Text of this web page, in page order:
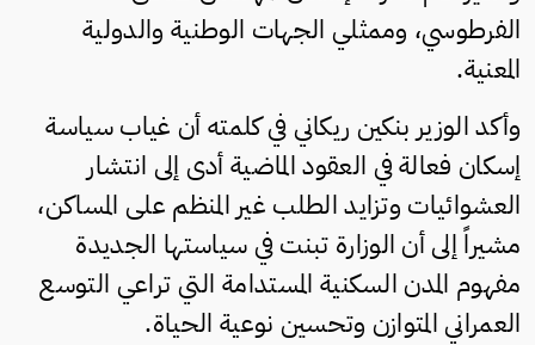
الفرطوسي، وممثلي الجهات الوطنية والدولية
المعنية.
وأكد الوزير بنكين ريكاني في كلمته أن غياب سياسة
إسكان فعالة في العقود الماضية أدى إلى انتشار
العشوائيات وتزايد الطلب غير المنظم على المساكن،
مشيراً إلى أن الوزارة تبنت في سياستها الجديدة
مفهوم المدن السكنية المستدامة التي تراعي التوسع
العمراني المتوازن وتحسين نوعية الحياة.